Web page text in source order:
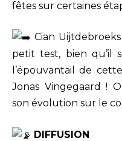
fêtes sur certaines
Cian
petit test, bien qu’il
l’épouvantail de
Jonas Vingegaard !
son évolution sur le
DIFFUSION